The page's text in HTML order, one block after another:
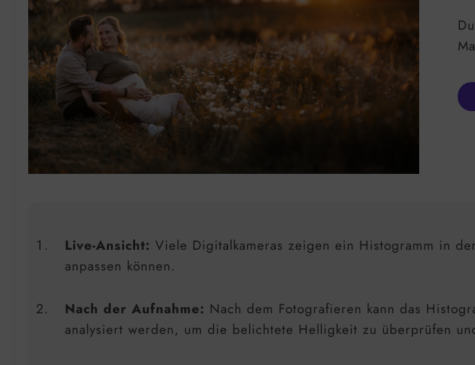
Live-Ansicht: Viele Digitalkameras zeigen ein Histogramm in
anpassen können.
Nach der Aufnahme: Nach dem Fotografieren kann das
analysiert werden, um die belichtete Helligkeit zu überprüfen